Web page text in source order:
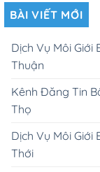
BÀI VIẾT MỚI
Dịch Vụ Môi Giới
Thuận
Kênh Đăng Tin
Thọ
Dịch Vụ Môi Giới
Thới